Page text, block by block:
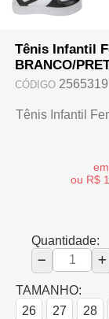
Tênis Infantil
BRANCO/
CÓDIGO 2565319
Tênis Infantil
ou R$
Quantidade:
TAMANHO:
26
27 28